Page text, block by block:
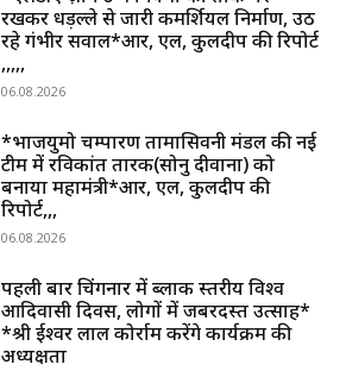
रखकर धड़ल्ले से जारी कमर्शियल निर्माण, उठ
रहे गंभीर सवाल*आर, एल, कुलदीप की रिपोर्ट
,,,,,
06.08.2026
*भाजयुमो चम्पारण तामासिवनी मंडल की नई
टीम में रविकांत तारक(सोनु दीवाना) को
बनाया महामंत्री*आर, एल, कुलदीप की
रिपोर्ट,,,
06.08.2026
पहली बार चिंगनार में ब्लाक स्तरीय विश्व
आदिवासी दिवस, लोगों में जबरदस्त उत्साह*
*श्री ईश्वर लाल कोर्राम करेंगे कार्यक्रम की
अध्यक्षता